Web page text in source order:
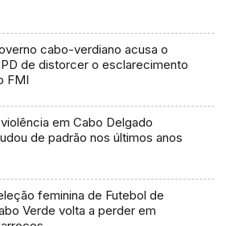
cabo-verdiano acusa o
de distorcer o esclarecimento
FMI
em Cabo Delgado
de padrão nos últimos anos
feminina de Futebol de
Verde volta a perder em